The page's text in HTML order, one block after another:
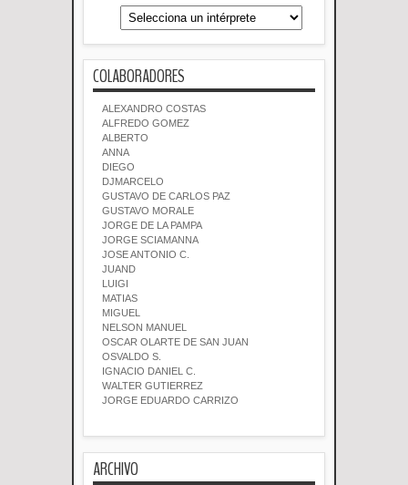
COLABORADORES
ALEXANDRO COSTAS
ALFREDO GOMEZ
ALBERTO
ANNA
DIEGO
DJMARCELO
GUSTAVO DE CARLOS PAZ
GUSTAVO MORALE
JORGE DE LA PAMPA
JORGE SCIAMANNA
JOSE ANTONIO C.
JUAND
LUIGI
MATIAS
MIGUEL
NELSON MANUEL
OSCAR OLARTE DE SAN JUAN
OSVALDO S.
IGNACIO DANIEL C.
WALTER GUTIERREZ
JORGE EDUARDO CARRIZO
ARCHIVO